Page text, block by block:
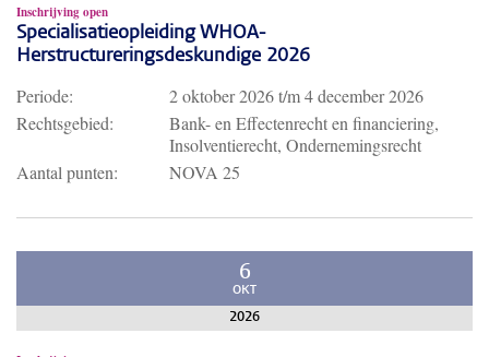
Inschrijving open
Specialisatieopleiding WHOA-
Herstructureringsdeskundige 2026
Periode: 2 oktober 2026t/m4 december 2026
Rechtsgebied:
Bank- en Effectenrecht en financiering,
Insolventierecht, Ondernemingsrecht
Aantal punten:
NOVA 25
6
OKT
2026